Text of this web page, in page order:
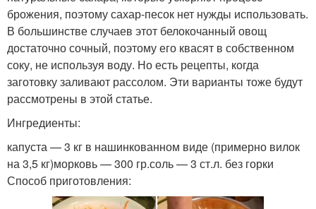
брожения, поэтому сахар-песок нет нужды использовать.
В большинстве случаев этот белокочанный овощ
достаточно сочный, поэтому его квасят в собственном
соку, не используя воду. Но есть рецепты, когда
заготовку заливают рассолом. Эти варианты тоже будут
рассмотрены в этой статье.
Ингредиенты:
капуста — 3 кг в нашинкованном виде (примерно вилок
на 3,5 кг)морковь — 300 гр.соль — 3 ст.л. без горки
Способ приготовления: